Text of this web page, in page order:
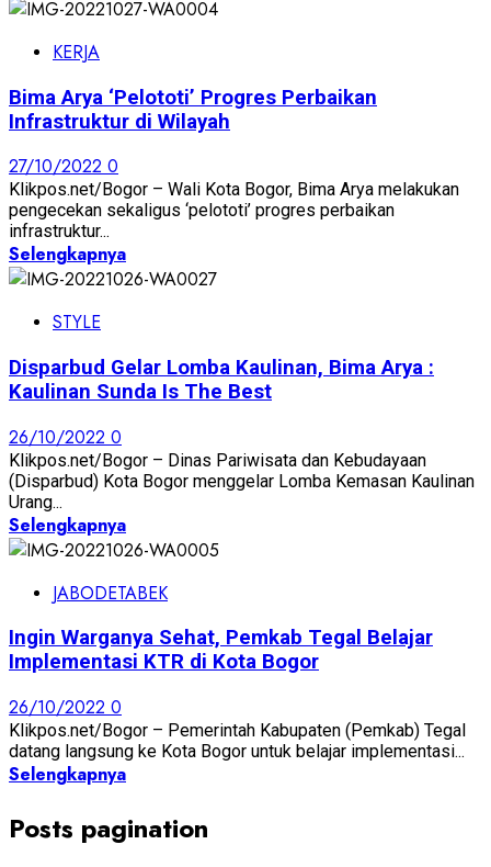
KERJA
Bima Arya ‘Pelototi’ Progres Perbaikan
Infrastruktur di Wilayah
27/10/2022 0
Klikpos.net/Bogor – Wali Kota Bogor, Bima Arya melakukan
pengecekan sekaligus ‘pelototi’ progres perbaikan
infrastruktur...
Selengkapnya
STYLE
Disparbud Gelar Lomba Kaulinan, Bima Arya :
Kaulinan Sunda Is The Best
26/10/2022 0
Klikpos.net/Bogor – Dinas Pariwisata dan Kebudayaan
(Disparbud) Kota Bogor menggelar Lomba Kemasan Kaulinan
Urang...
Selengkapnya
JABODETABEK
Ingin Warganya Sehat, Pemkab Tegal Belajar
Implementasi KTR di Kota Bogor
26/10/2022 0
Klikpos.net/Bogor – Pemerintah Kabupaten (Pemkab) Tegal
datang langsung ke Kota Bogor untuk belajar implementasi...
Selengkapnya
Posts pagination